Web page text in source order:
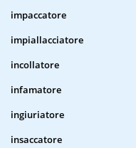
impaccatore
impiallacciatore
incollatore
infamatore
ingiuriatore
insaccatore